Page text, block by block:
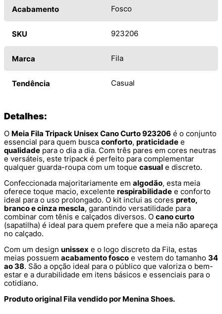
Acabamento Fosco
SKU 923206
Marca Fila
Tendência Casual
Detalhes:
O Meia Fila Tripack Unisex Cano Curto 923206 é o conjunto
essencial para quem busca conforto, praticidade e
qualidade para o dia a dia. Com três pares em cores neutras
e versáteis, este tripack é perfeito para complementar
qualquer guarda-roupa com um toque casual e discreto.
Confeccionada majoritariamente em algodão, esta meia
oferece toque macio, excelente respirabilidade e conforto
ideal para o uso prolongado. O kit inclui as cores preto,
branco e cinza mescla, garantindo versatilidade para
combinar com tênis e calçados diversos. O cano curto
(sapatilha) é ideal para quem prefere que a meia não apareça
no calçado.
Com um design unissex e o logo discreto da Fila, estas
meias possuem acabamento fosco e vestem do tamanho 34
ao 38. São a opção ideal para o público que valoriza o bem-
estar e a durabilidade em itens básicos e essenciais para o
cotidiano.
Produto original Fila vendido por Menina Shoes.